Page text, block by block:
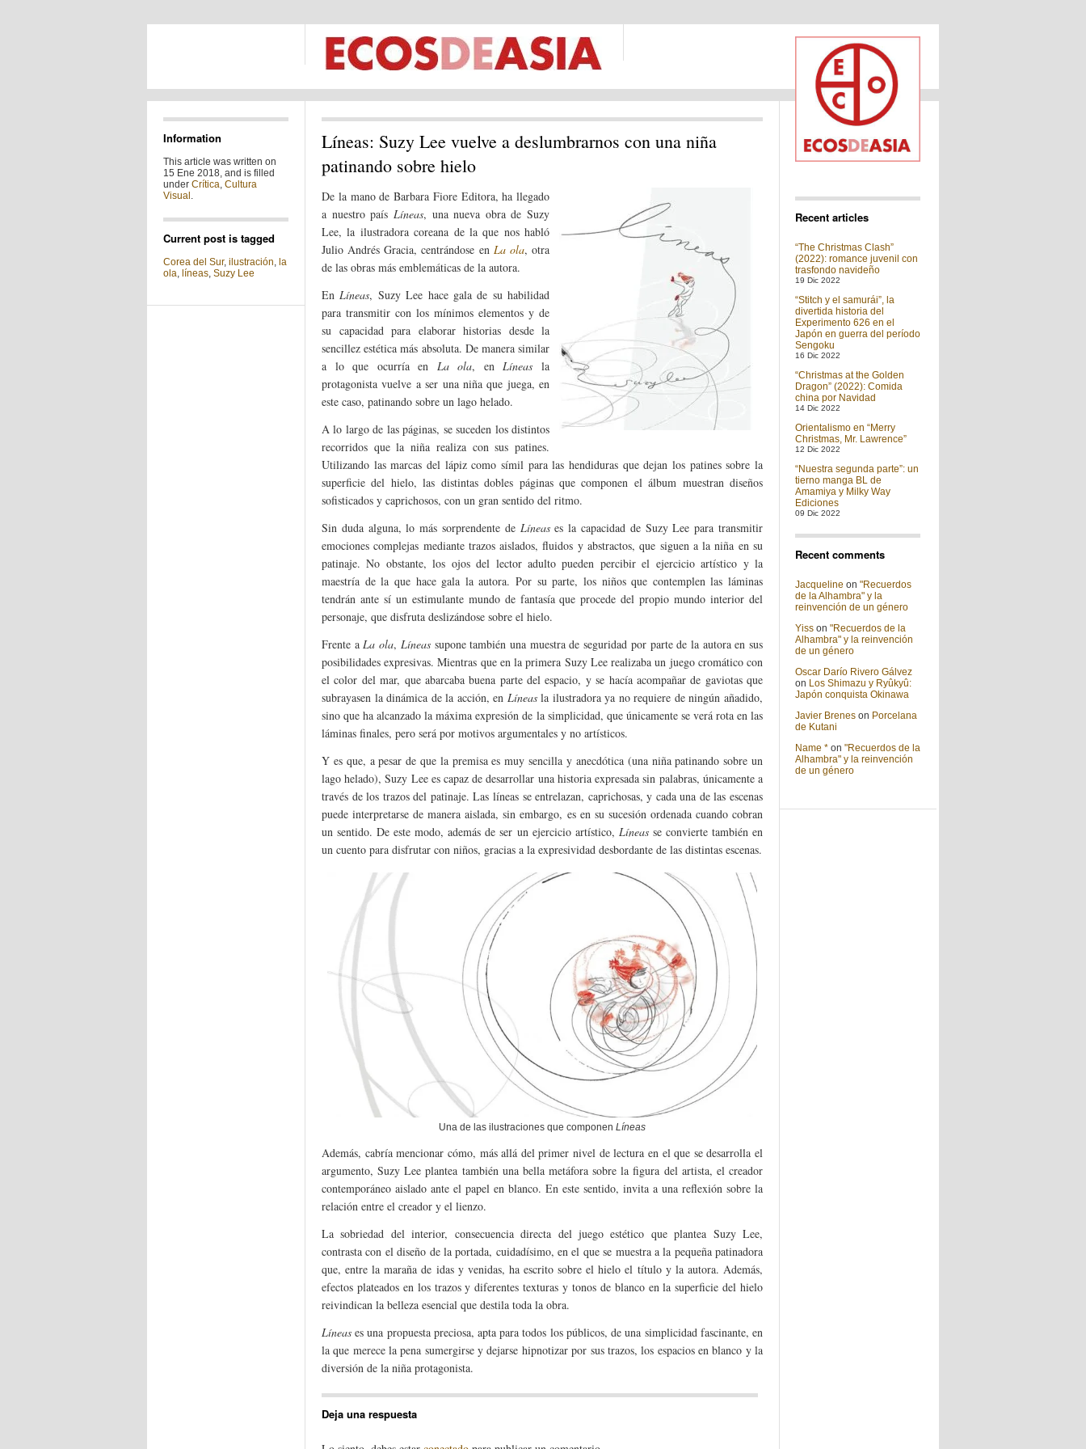
Information
This article was written on
15 Ene 2018, and is filled
under Crítica, Cultura
Visual .
Current post is tagged
Corea del Sur, ilustración, la
ola, líneas, Suzy Lee
Líneas: Suzy Lee vuelve a deslumbrarnos con una niña
patinando sobre hielo
De la mano de Barbara Fiore Editora, ha llegado
a nuestro país Líneas, una nueva obra de Suzy
Lee, la ilustradora coreana de la que nos habló
Julio Andrés Gracia, centrándose en La ola, otra
de las obras más emblemáticas de la autora.
EnLíneas, Suzy Lee hace gala de su habilidad
para transmitir con los mínimos elementos y de
su capacidad para elaborar historias desde la
sencillez estética más absoluta. De manera similar
a lo que ocurría en La ola, enLíneas la
protagonista vuelve a ser una niña que juega, en
este caso, patinando sobre un lago helado.
A lo largo de las páginas, se suceden los distintos
recorridos que la niña realiza con sus patines.
Utilizando las marcas del lápiz como símil para las hendiduras que dejan los patines sobre la
superficie del hielo, las distintas dobles páginas que componen el álbum muestran diseños
sofisticados y caprichosos, con un gran sentido del ritmo.
Sin duda alguna, lo más sorprendente de Líneases la capacidad de Suzy Lee para transmitir
emociones complejas mediante trazos aislados, fluidos y abstractos, que siguen a la niña en su
patinaje. No obstante, los ojos del lector adulto pueden percibir el ejercicio artístico y la
maestría de la que hace gala la autora. Por su parte, los niños que contemplen las láminas
tendrán ante sí un estimulante mundo de fantasía que procede del propio mundo interior del
personaje, que disfruta deslizándose sobre el hielo.
Frente aLa ola, Líneassupone también una muestra de seguridad por parte de la autora en sus
posibilidades expresivas. Mientras que en la primera Suzy Lee realizaba un juego cromático con
el color del mar, que abarcaba buena parte del espacio, y se hacía acompañar de gaviotas que
subrayasen la dinámica de la acción, en Líneasla ilustradora ya no requiere de ningún añadido,
sino que ha alcanzado la máxima expresión de la simplicidad, que únicamente se verá rota en las
láminas finales, pero será por motivos argumentales y no artísticos.
Y es que, a pesar de que la premisa es muy sencilla y anecdótica (una niña patinando sobre un
lago helado), Suzy Lee es capaz de desarrollar una historia expresada sin palabras, únicamente a
través de los trazos del patinaje. Las líneas se entrelazan, caprichosas, y cada una de las escenas
puede interpretarse de manera aislada, sin embargo, es en su sucesión ordenada cuando cobran
un sentido. De este modo, además de ser un ejercicio artístico, Líneasse convierte también en
un cuento para disfrutar con niños, gracias a la expresividad desbordante de las distintas escenas.
Una de las ilustraciones que componen Líneas
Además, cabría mencionar cómo, más allá del primer nivel de lectura en el que se desarrolla el
argumento, Suzy Lee plantea también una bella metáfora sobre la figura del artista, el creador
contemporáneo aislado ante el papel en blanco. En este sentido, invita a una reflexión sobre la
relación entre el creador y el lienzo.
La sobriedad del interior, consecuencia directa del juego estético que plantea Suzy Lee,
contrasta con el diseño de la portada, cuidadísimo, en el que se muestra a la pequeña patinadora
que, entre la maraña de idas y venidas, ha escrito sobre el hielo el título y la autora. Además,
efectos plateados en los trazos y diferentes texturas y tonos de blanco en la superficie del hielo
reivindican la belleza esencial que destila toda la obra.
Líneas es una propuesta preciosa, apta para todos los públicos, de una simplicidad fascinante, en
la que merece la pena sumergirse y dejarse hipnotizar por sus trazos, los espacios en blanco y la
diversión de la niña protagonista.
Deja una respuesta
Recent articles
“The Christmas Clash”
(2022): romance juvenil con
trasfondo navideño
19 Dic 2022
“Stitch y el samurái”, la
divertida historia del
Experimento 626 en el
Japón en guerra del período
Sengoku
16 Dic 2022
“Christmas at the Golden
Dragon” (2022): Comida
china por Navidad
14 Dic 2022
Orientalismo en “Merry
Christmas, Mr. Lawrence”
12 Dic 2022
“Nuestra segunda parte”: un
tierno manga BL de
Amamiya y Milky Way
Ediciones
09 Dic 2022
Recent comments
Jacqueline on "Recuerdos
de la Alhambra" y la
reinvención de un género
Yiss on "Recuerdos de la
Alhambra" y la reinvención
de un género
Oscar Darío Rivero Gálvez
on Los Shimazu y Ryûkyû:
Japón conquista Okinawa
Javier Brenes on Porcelana
de Kutani
Name * on "Recuerdos de la
Alhambra" y la reinvención
de un género